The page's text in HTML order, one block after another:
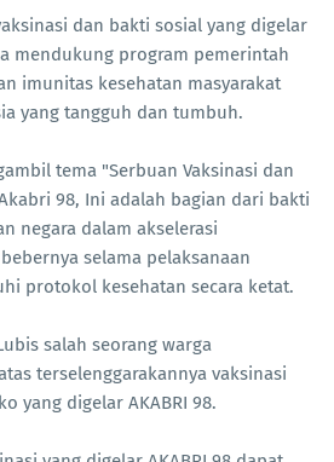
dan bakti sosial yang digelar
mendukung program pemerintah
imunitas kesehatan masyarakat
yang tangguh dan tumbuh.
tema "Serbuan Vaksinasi dan
98, Ini adalah bagian dari bakti
negara dalam akselerasi
selama pelaksanaan
protokol kesehatan secara ketat.
salah seorang warga
terselenggarakannya vaksinasi
yang digelar AKABRI 98.